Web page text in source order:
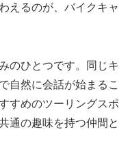
えるのが、バイクキャ
のひとつです。同じキ
自然に会話が始まるこ
すめのツーリングスポ
通の趣味を持つ仲間と